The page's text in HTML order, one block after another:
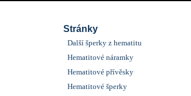
Stránky
Další šperky z hematitu
Hematitové náramky
Hematitové přívěsky
Hematitové šperky